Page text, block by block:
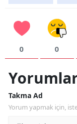
0 0
Takma Ad
Yorum yapmak için,